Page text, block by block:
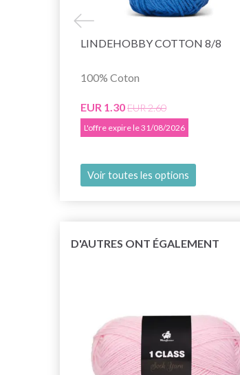
LINDEHOBBY COTTON 8/8
100% Coton
EUR 1.30EUR 2.60
L'offre expire le 31/08/2026
Voir toutes les options
D'AUTRES ONT ÉGALEMENT